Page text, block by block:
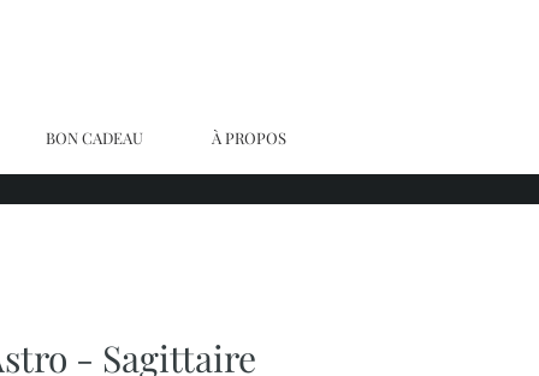
BON CADEAU À PROPOS
- Sagittaire